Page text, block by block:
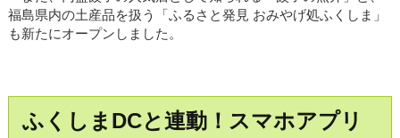
福島県内の土産品を扱う「ふるさと発見 おみやげ処ふくしま」
も新たにオープンしました。
ふくしまDCと連動！スマホアプリ